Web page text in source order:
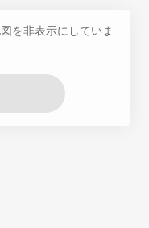
を非表示にしていま